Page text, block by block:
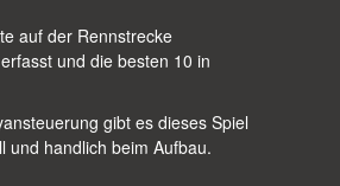
auf der Rennstrecke
und die besten 10 in
gibt es dieses Spiel
und handlich beim Aufbau.